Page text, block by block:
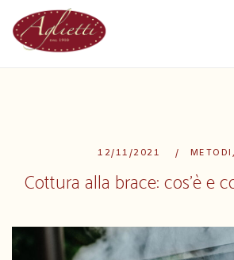
Passa
contenuto
Home
12/11/2021 METODI
Cottura alla brace: cos’è e